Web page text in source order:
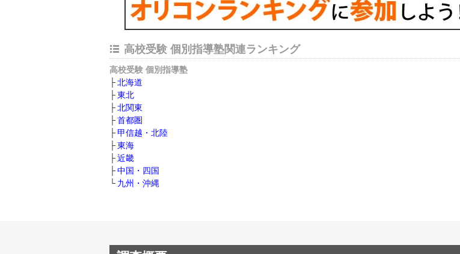
高校受験 個別指導塾関連ランキング
高校受験 個別指導塾
北海道
東北
北関東
首都圏
甲信越・北陸
東海
近畿
中国・四国
九州・沖縄